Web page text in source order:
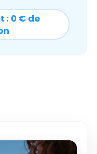
: 0 € de